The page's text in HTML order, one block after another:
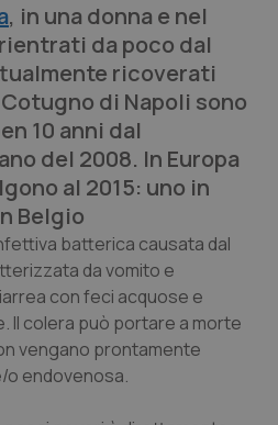
, in una donna e nel
da poco dal
ricoverati
di Napoli sono
10 anni dal
del 2008. In Europa
al 2015: uno in
Belgio
batterica causata dal
da vomito e
con feci acquose e
Il colera può portare a morte
vengano prontamente
o endovenosa.